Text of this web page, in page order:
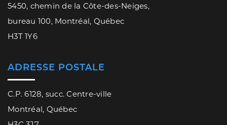
5450, chemin de la Côte-des-Neiges,
bureau 100, Montréal, Québec
H3T 1Y6
ADRESSE POSTALE
C.P. 6128, succ. Centre-ville
Montréal, Québec